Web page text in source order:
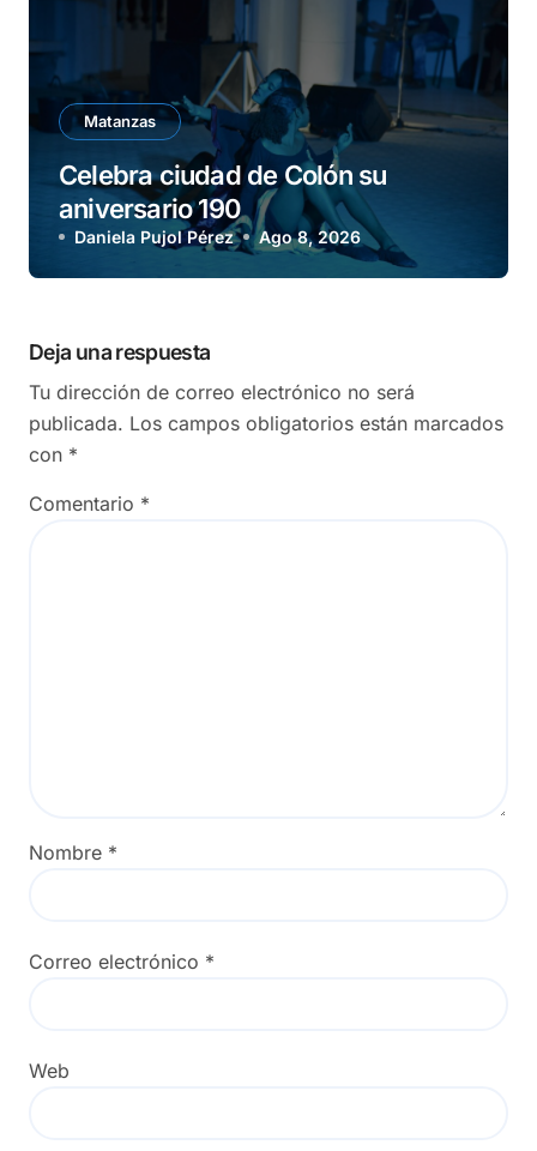
Matanzas
Celebra ciudad de Colón su
aniversario 190
Daniela Pujol Pérez Ago 8, 2026
Deja una respuesta
Tu dirección de correo electrónico no será
publicada. Los campos obligatorios están marcados
con *
Comentario *
Nombre *
Correo electrónico *
Web